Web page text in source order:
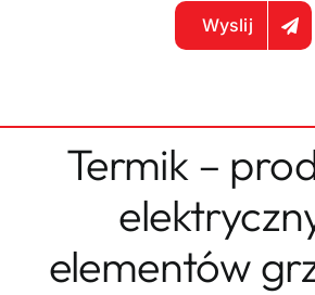
Wyslij
Termik –
elementów